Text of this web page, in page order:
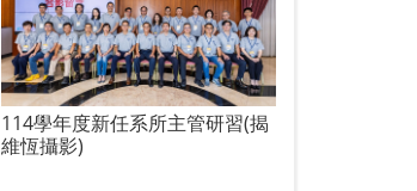
114學年度新任系所主管研習(揭
維恆攝影)